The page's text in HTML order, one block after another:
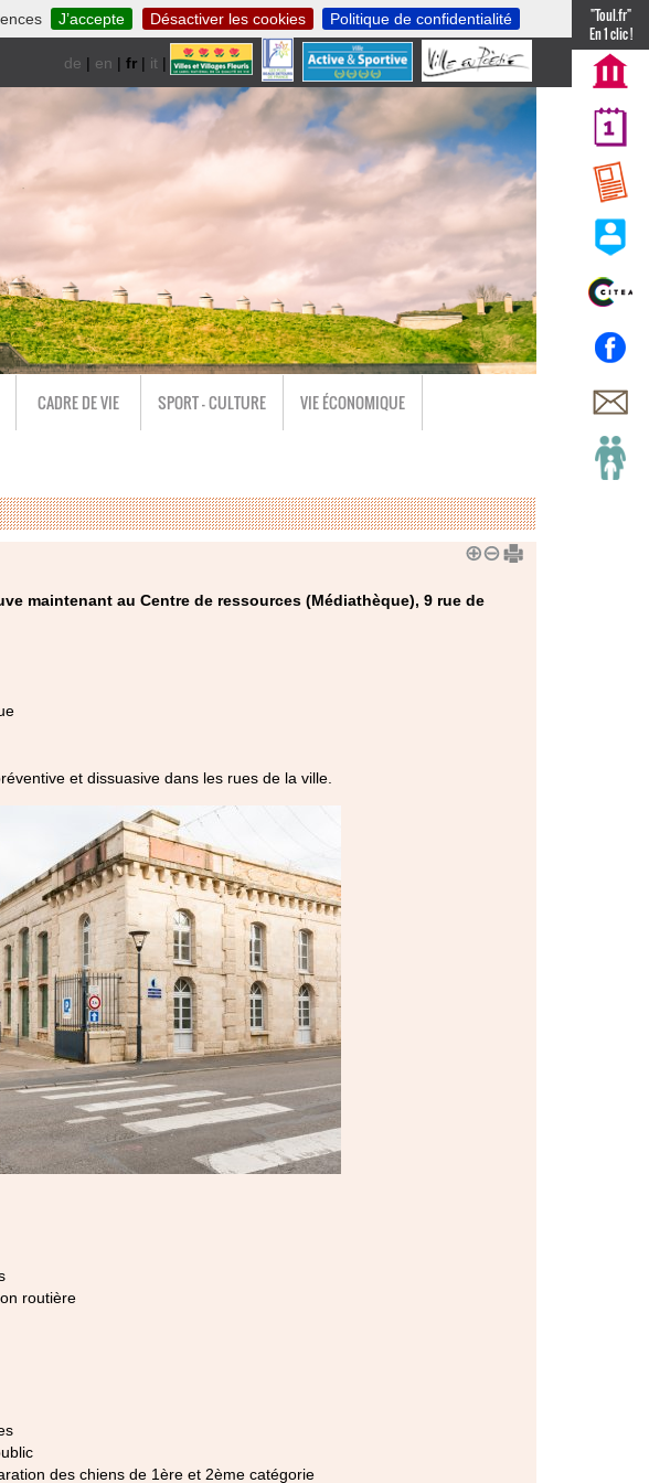
J’accepte Désactiver les cookies Politique de confidentialité
de | en | fr | it |nl
"Toul.fr"
En 1 clic !
CADRE DE VIE SPORT - CULTURE VIE ÉCONOMIQUE
maintenant au Centre de ressources (Médiathèque), 9 rue de
et dissuasive dans les rues de la ville.
routière
des chiens de 1ère et 2ème catégorie